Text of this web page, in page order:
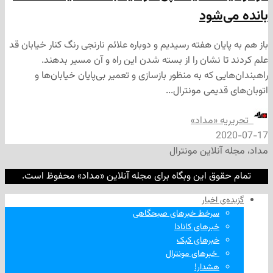
هفته رسیدیم و دوباره علائم نارنجی رنگ کنار خیابان قد
نشان را از بسته شدن این راه و آن مسیر بدهند.
که به منظور بازسازی و تعمیر بی‌پایان خیابان‌ها و
مونترال...
«مداد»
مونترال
این وبگاه برای مجله آنلاین «مداد» محفوظ است.
اخبار
سرخط خبرهای صبحگاهی
خبرهای کانادا
خبرهای کبک
‌ خبرهای مونترال